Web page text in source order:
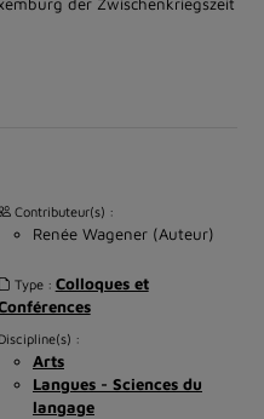
der Zwischenkriegszeit
Contributeur(s) :
Renée Wagener (Auteur)
Type : Colloques et
Discipline(s) :
Arts
Langues - Sciences du
langage